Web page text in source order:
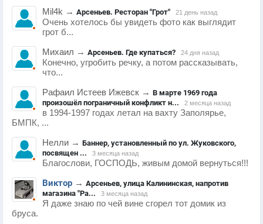
Mil4k → Арсеньев. Ресторан "Грот" 21 день назад
Очень хотелось бы увидеть фото как выглядит
грот б...
Михаил → Арсеньев. Где купаться? 24 дня назад
Конечно, угробить речку, а потом рассказывать,
что...
Рафаил Истеев Ижевск → В марте 1969 года
произошёл пограничный конфликт н...
2 месяца назад
в 1994-1997 годах летал на вахту Заполярье,
БМПК, ...
Нелли → Баннер, установленный по ул. Жуковского,
посвящен ...
3 месяца назад
Благослови, ГОСПОДЬ, живым домой вернуться!!!
Виктор → Арсеньев, улица Калининская, напротив
магазина "Ра...
3 месяца назад
Я даже знаю по чей вине сгорел тот домик из
бруса.